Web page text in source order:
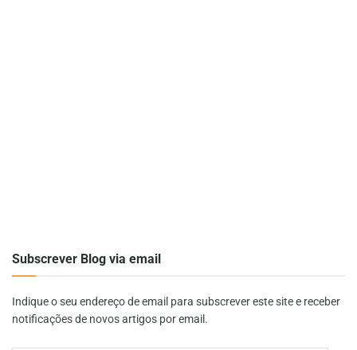
Subscrever Blog via email
Indique o seu endereço de email para subscrever este site e receber
notificações de novos artigos por email.